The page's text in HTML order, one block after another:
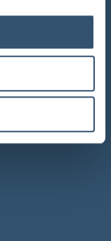
anges